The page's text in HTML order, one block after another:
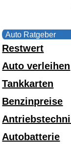
Auto Ratgeber
Restwert
Auto verleihen
Tankkarten
Benzinpreise
Autobatterie